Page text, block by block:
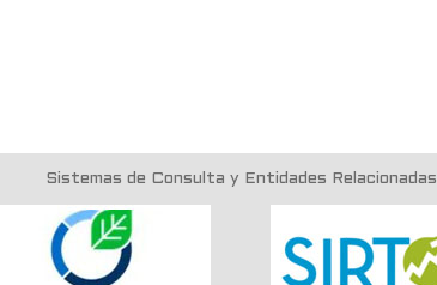
Sistemas de Consulta y Entidades Relacionadas